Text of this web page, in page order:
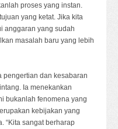
proses yang instan.
yang ketat. Jika kita
anggaran yang sudah
masalah baru yang lebih
pengertian dan kesabaran
Ia menekankan
bukanlah fenomena yang
kebijakan yang
“Kita sangat berharap